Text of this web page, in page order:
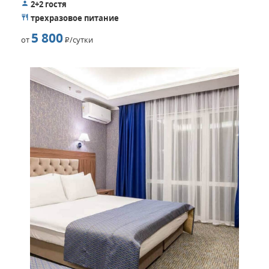
2+2 гостя
трехразовое питание
от 5 800Р/сутки